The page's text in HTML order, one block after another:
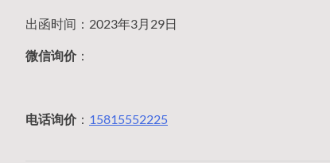
出函时间：2023年3月29日
微信询价：
电话询价： 15815552225